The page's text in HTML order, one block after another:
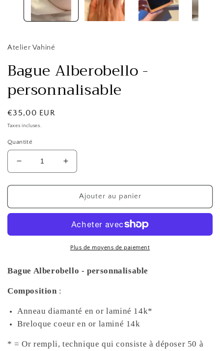
Atelier Vahiné
Bague Alberobello -
personnalisable
Prix
habituel
€35,00 EUR
Taxes incluses.
Quantité
Réduire
la
quantité
Bague
personnalisable
Augmenter
la
quantité
Bague
personnalisable
Ajouter au panier
Plus de moyens de paiement
Bague Alberobello - personnalisable
Composition :
Anneau diamanté en or laminé 14k*
Breloque coeur en or laminé 14k
* = Or rempli, technique qui consiste à déposer 50 à